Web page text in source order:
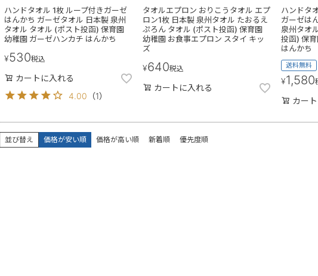
ハンドタオル 1枚 ループ付きガーゼ
はんかち ガーゼタオル 日本製 泉州
タオル タオル (ポスト投函) 保育園
幼稚園 ガーゼハンカチ はんかち
¥530税込
カートに入れる
4.00 （1）
タオルエプロン おりこうタオル エプ
ロン1枚 日本製 泉州タオル たおるえ
ぷろん タオル (ポスト投函) 保育園
幼稚園 お食事エプロン スタイ キッ
ズ
¥640税込
カートに入れる
ハンドタ
ガーゼは
泉州タオ
投函) 保
はんかち
送料無料
¥1,580
カー
並び替え 価格が安い順 価格が高い順 新着順 優先度順